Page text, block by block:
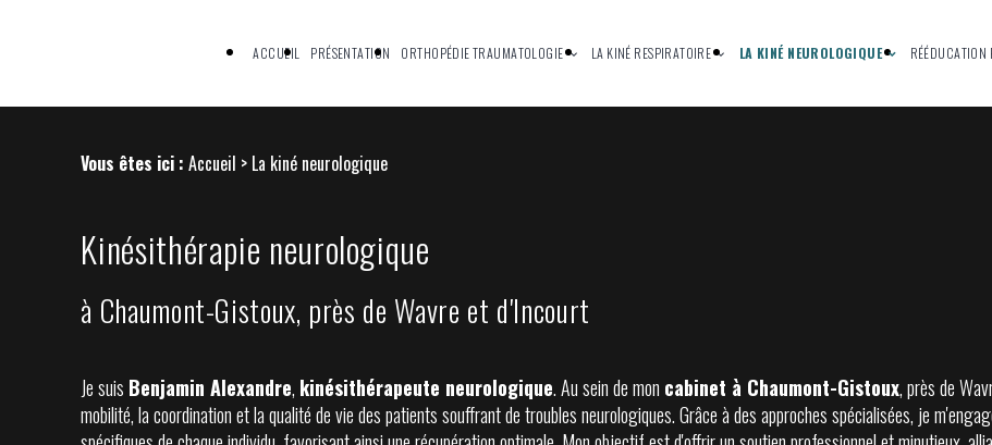
ACCUEIL PRÉSENTATION ORTHOPÉDIE TRAUMATOLOGIE LA KINÉ RESPIRATOIRE LA KINÉ NEUROLOGIQUE RÉÉDUCATION
Vous êtes ici : Accueil > La kiné neurologique
Kinésithérapie neurologique
à Chaumont-Gistoux, près de Wavre et d'Incourt
Je suis Benjamin Alexandre, kinésithérapeute neurologique. Au sein de mon cabinet à Chaumont-Gistoux, près de
mobilité, la coordination et la qualité de vie des patients souffrant de troubles neurologiques. Grâce à des approches spécialisées, je